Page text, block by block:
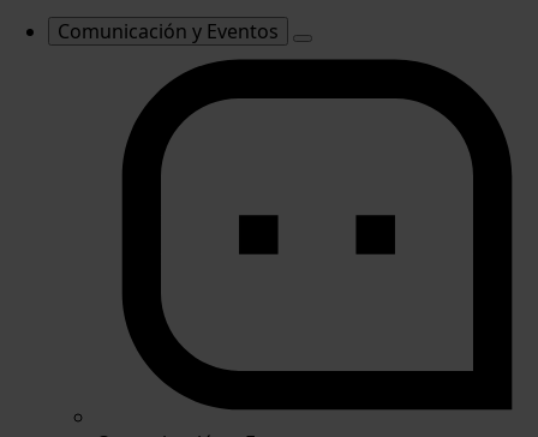
Comunicación y Eventos